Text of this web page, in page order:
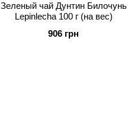
Зеленый чай Дунтин Билочунь
Lepinlecha 100 г (на вес)
906 грн